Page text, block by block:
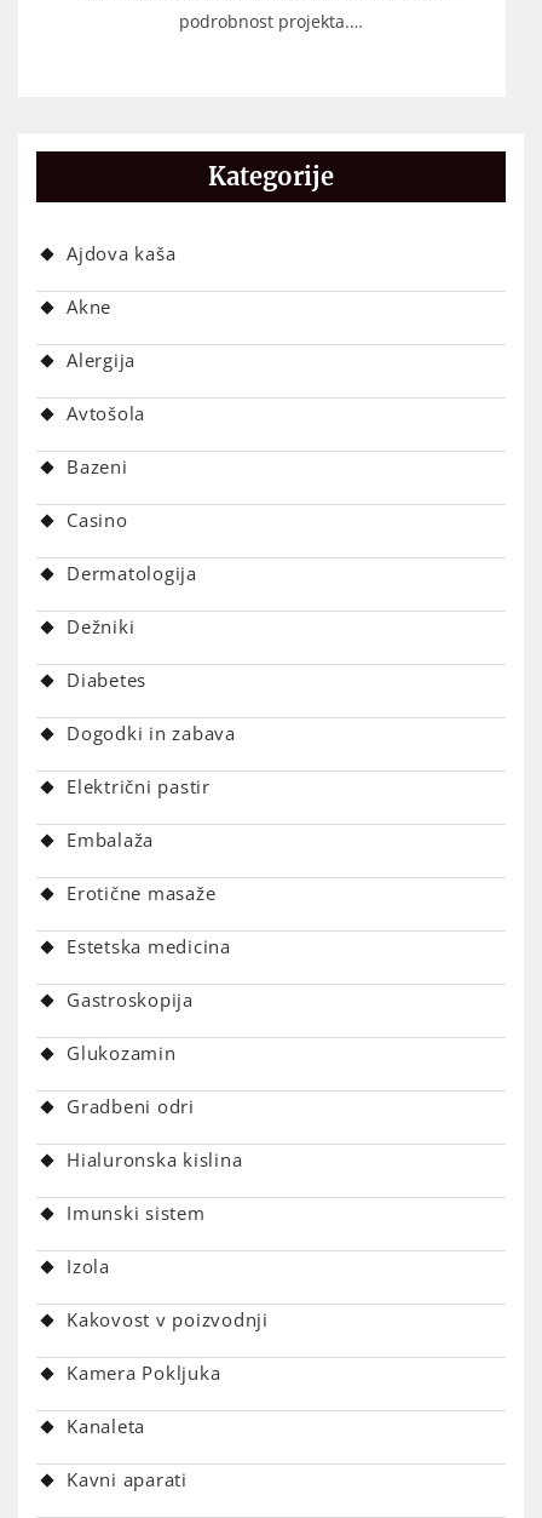
podrobnost projekta.…
Kategorije
Ajdova kaša
Akne
Alergija
Avtošola
Bazeni
Casino
Dermatologija
Dežniki
Diabetes
Dogodki in zabava
Električni pastir
Embalaža
Erotične masaže
Estetska medicina
Gastroskopija
Glukozamin
Gradbeni odri
Hialuronska kislina
Imunski sistem
Izola
Kakovost v poizvodnji
Kamera Pokljuka
Kanaleta
Kavni aparati